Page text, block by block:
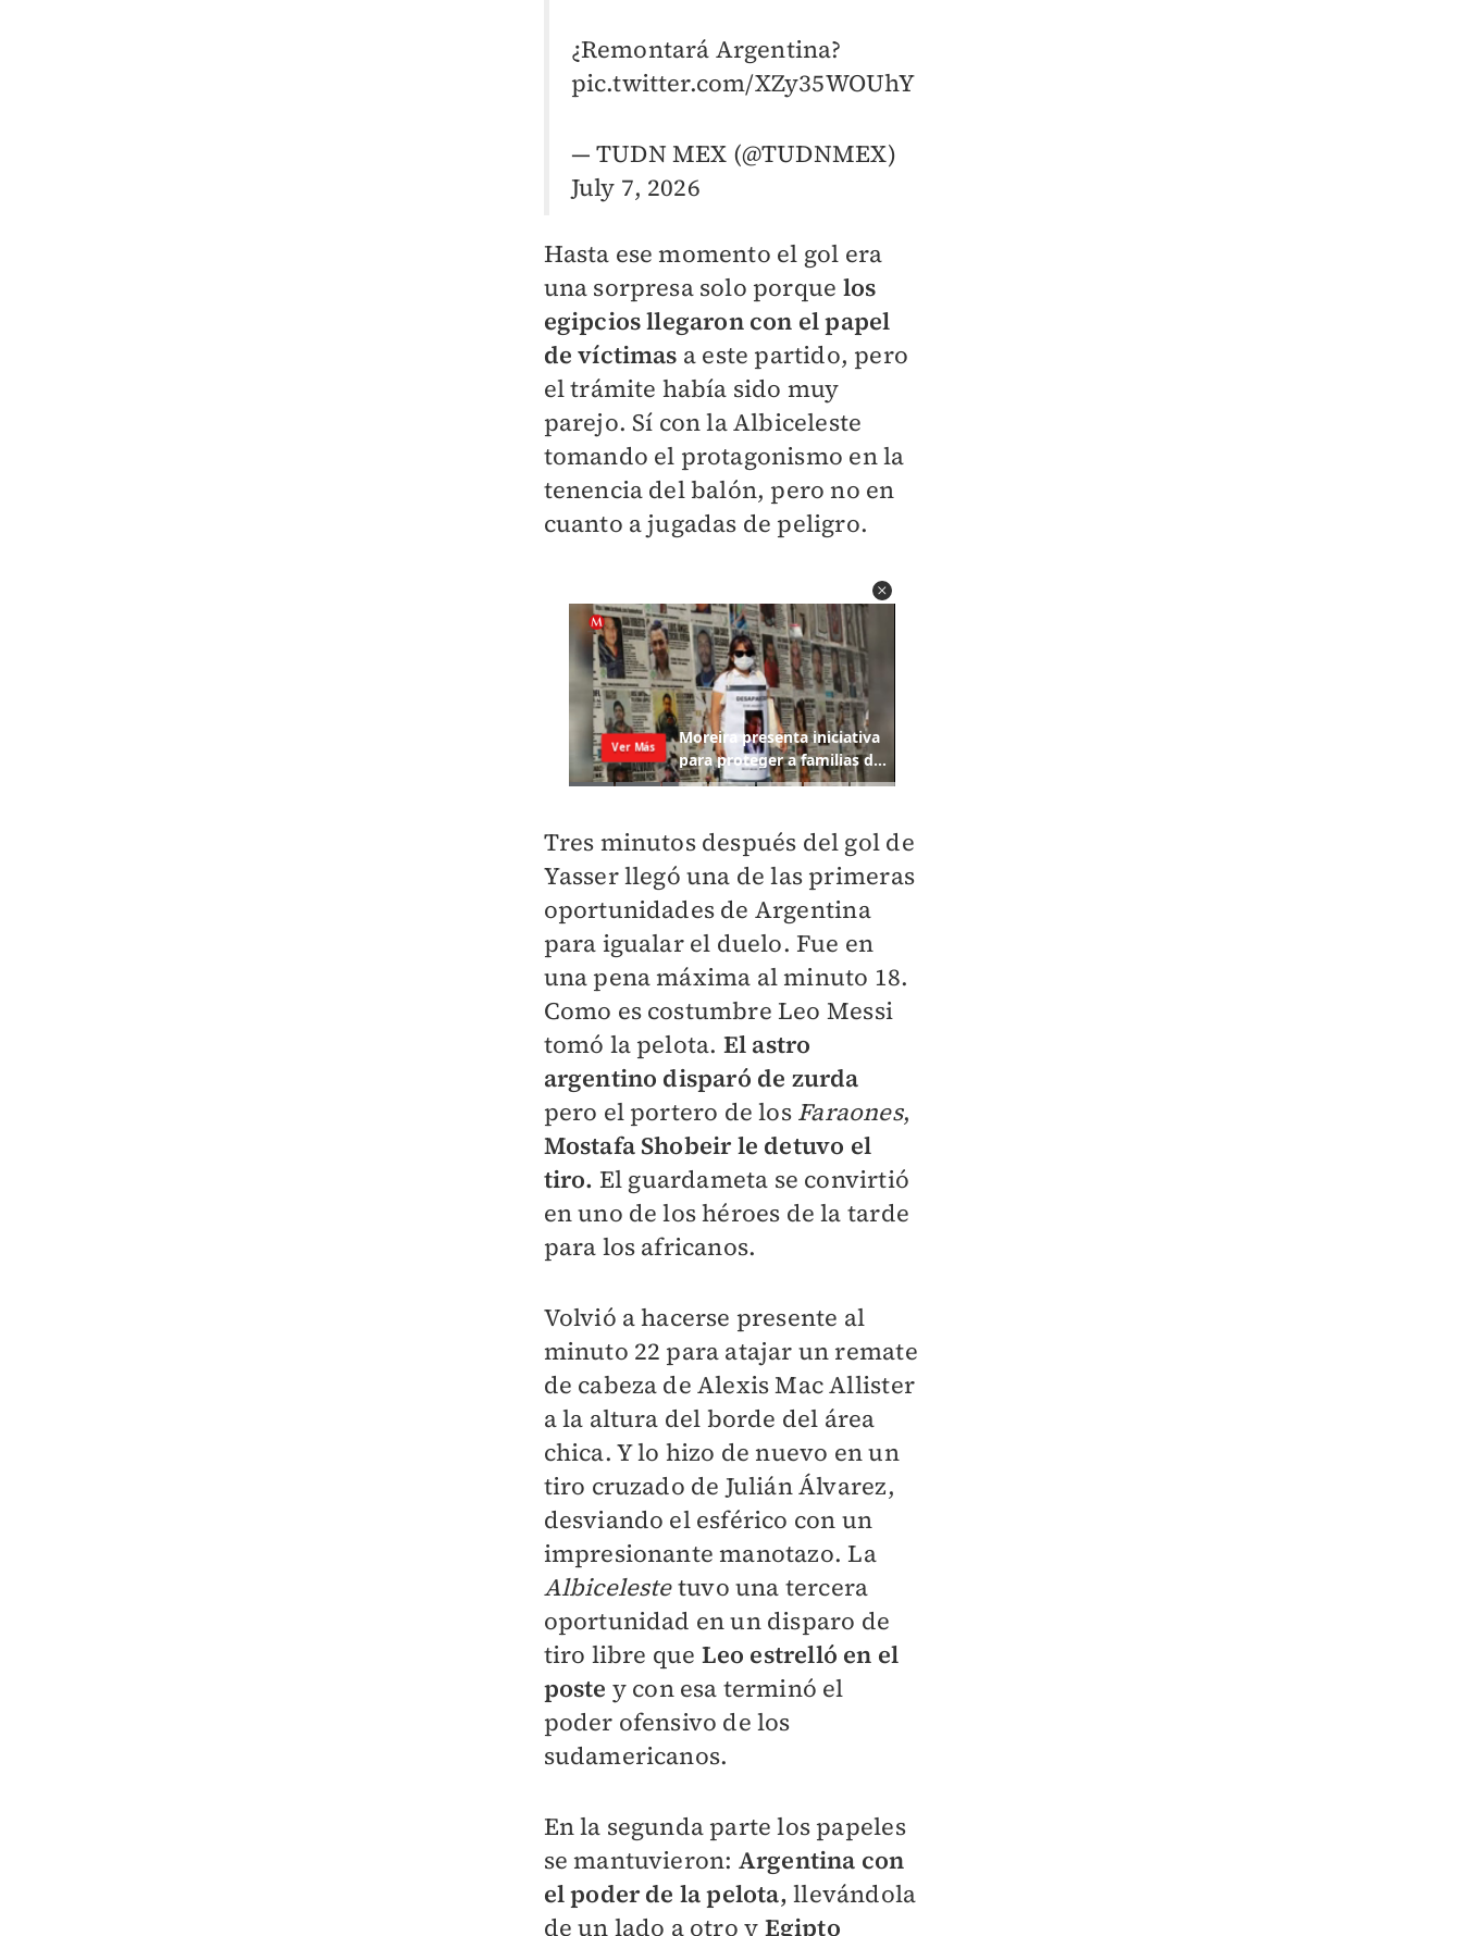
¿Remontará Argentina?
pic.twitter.com/XZy35WOUhY
— TUDN MEX (@TUDNMEX)
July 7, 2026
Hasta ese momento el gol era
una sorpresa solo porque los
egipcios llegaron con el papel
de víctimas a este partido, pero
el trámite había sido muy
parejo. Sí con la Albiceleste
tomando el protagonismo en la
tenencia del balón, pero no en
cuanto a jugadas de peligro.
Tres minutos después del gol de
Yasser llegó una de las primeras
oportunidades de Argentina
para igualar el duelo. Fue en
una pena máxima al minuto 18.
Como es costumbre Leo Messi
tomó la pelota. El astro
argentino disparó de zurda
pero el portero de los Faraones,
Mostafa Shobeir le detuvo el
tiro. El guardameta se convirtió
en uno de los héroes de la tarde
para los africanos.
Volvió a hacerse presente al
minuto 22 para atajar un remate
de cabeza de Alexis Mac Allister
a la altura del borde del área
chica. Y lo hizo de nuevo en un
tiro cruzado de Julián Álvarez,
desviando el esférico con un
impresionante manotazo. La
Albicelestetuvo una tercera
oportunidad en un disparo de
tiro libre que Leo estrelló en el
poste y con esa terminó el
poder ofensivo de los
sudamericanos.
En la segunda parte los papeles
se mantuvieron: Argentina con
el poder de la pelota, llevándola
de un lado a otro y Egipto